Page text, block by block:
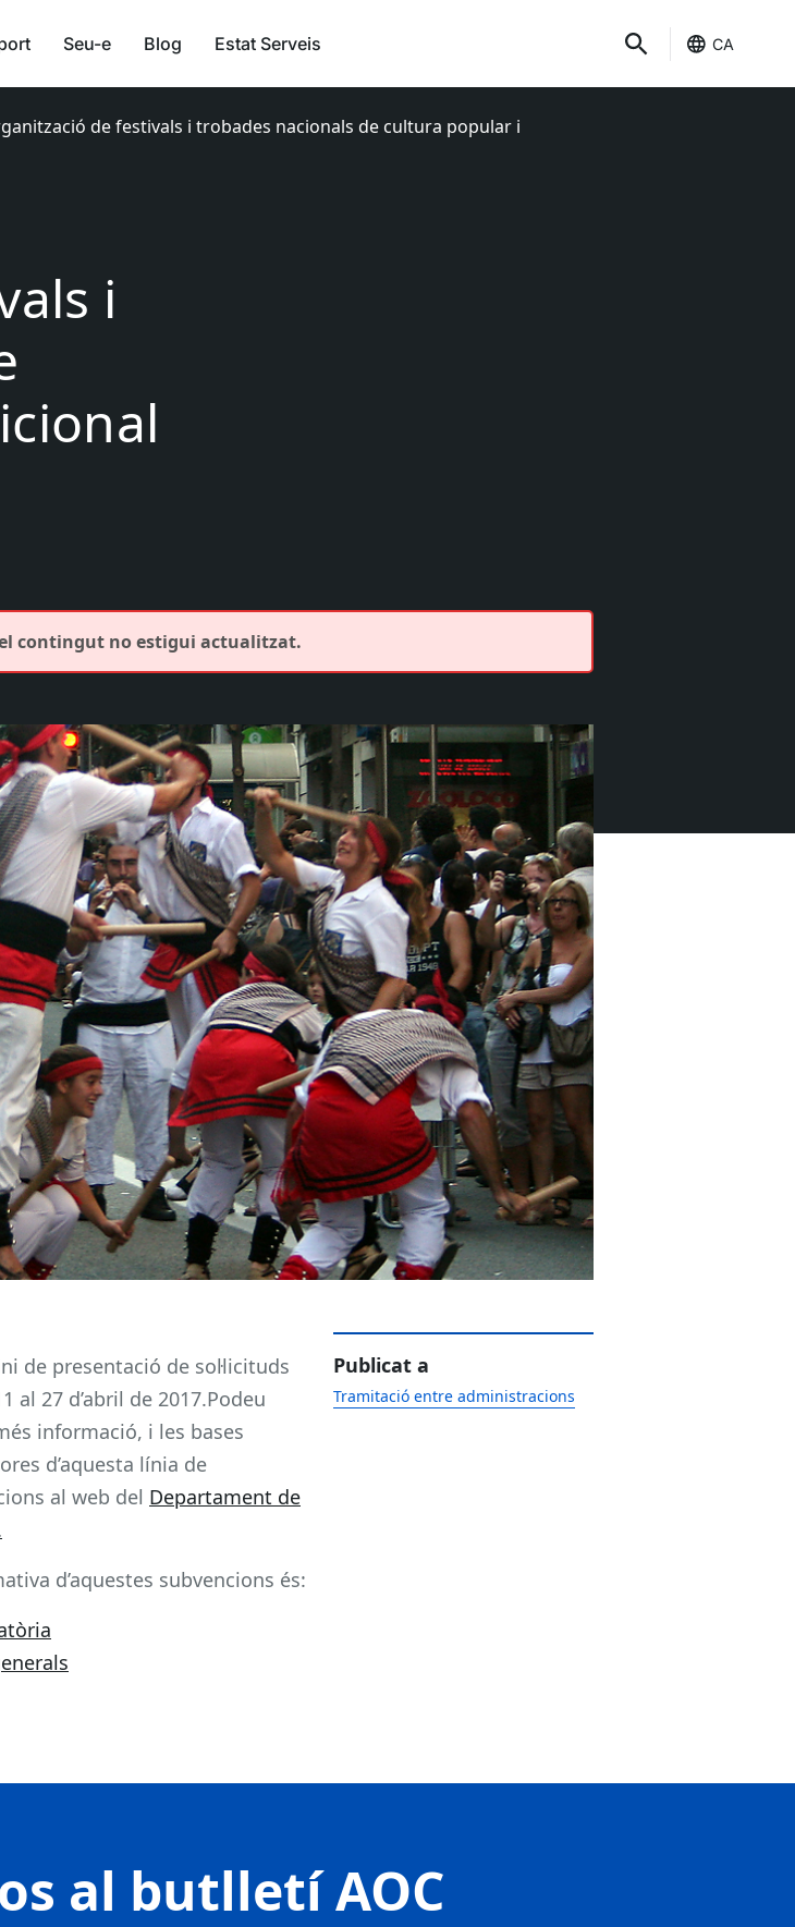
Seu-e Blog Estat Serveis CA
de festivals i trobades nacionals de cultura popular i
i
el contingut no estigui actualitzat.
de presentació de sol·licituds
al 27 d’abril de 2017.Podeu
informació, i les bases
d’aquesta línia de
al web del Departament de
d’aquestes subvencions és:
Publicat a
Tramitació entre administracions
al butlletí AOC